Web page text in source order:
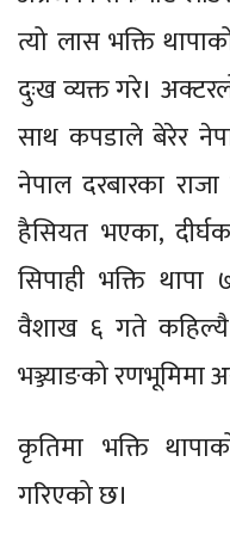
त्यो लास भक्ति
दुःख व्यक्त गरे।
साथ कपडाले बेरेर
नेपाल दरबारका
हैसियत भएका,
सिपाही भक्ति
वैशाख ६ गते
भञ्ज्याङको रणभूमिमा
कृतिमा भक्ति
गरिएको छ।